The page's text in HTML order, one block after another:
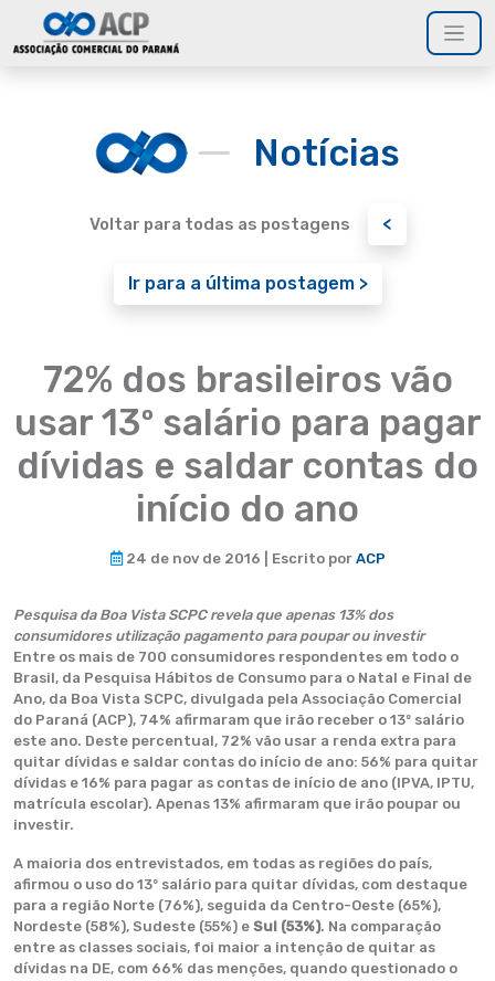
Notícias
Voltar para todas as postagens <
Ir para a última postagem >
72% dos brasileiros vão
usar 13º salário para pagar
dívidas e saldar contas do
início do ano
24 de nov de 2016 | Escrito por ACP
Pesquisa da Boa Vista SCPC revela que apenas 13% dos
consumidores utilização pagamento para poupar ou investir
Entre os mais de 700 consumidores respondentes em todo o
Brasil, da Pesquisa Hábitos de Consumo para o Natal e Final de
Ano, da Boa Vista SCPC, divulgada pela Associação Comercial
do Paraná (ACP), 74% afirmaram que irão receber o 13º salário
este ano. Deste percentual, 72% vão usar a renda extra para
quitar dívidas e saldar contas do início de ano: 56% para quitar
dívidas e 16% para pagar as contas de início de ano (IPVA, IPTU,
matrícula escolar). Apenas 13% afirmaram que irão poupar ou
investir.
A maioria dos entrevistados, em todas as regiões do país,
afirmou o uso do 13º salário para quitar dívidas, com destaque
para a região Norte (76%), seguida da Centro-Oeste (65%),
Nordeste (58%), Sudeste (55%) e Sul (53%). Na comparação
entre as classes sociais, foi maior a intenção de quitar as
dívidas na DE, com 66% das menções, quando questionado o